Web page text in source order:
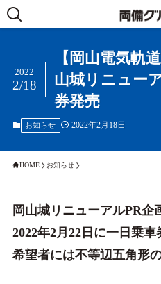
【岡山電気軌
山城リニュー
券発売
2022
2/18
お知らせ 2022年2月18日
HOME お知らせ
岡山城リニューアルPR企
2022年2月22日に一日乗
希望者には不等辺五角形